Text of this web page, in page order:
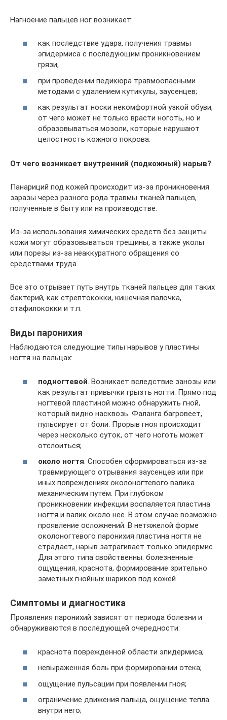
Нагноение пальцев ног возникает:
как последствие удара, получения травмы
эпидермиса с последующим проникновением
грязи;
при проведении педикюра травмоопасными
методами с удалением кутикулы, заусенцев;
как результат носки некомфортной узкой обуви,
от чего может не только врасти ноготь, но и
образовываться мозоли, которые нарушают
целостность кожного покрова.
От чего возникает внутренний (подкожный) нарыв?
Панариций под кожей происходит из-за проникновения
заразы через разного рода травмы тканей пальцев,
полученные в быту или на производстве.
Из-за использования химических средств без защиты
кожи могут образовываться трещины, а также уколы
или порезы из-за неаккуратного обращения со
средствами труда.
Все это отрывает путь внутрь тканей пальцев для таких
бактерий, как стрептококки, кишечная палочка,
стафилококки и т.п.
Виды паронихия
Наблюдаются следующие типы нарывов у пластины
ногтя на пальцах:
подногтевой . Возникает вследствие занозы или
как результат привычки грызть ногти. Прямо под
ногтевой пластиной можно обнаружить гной,
который видно насквозь. Фаланга багровеет,
пульсирует от боли. Прорыв гноя происходит
через несколько суток, от чего ноготь может
отслоиться;
около ногтя. Способен сформироваться из-за
травмирующего отрывания заусенцев или при
иных повреждениях околоногтевого валика
механическим путем. При глубоком
проникновении инфекции воспаляется пластина
ногтя и валик около нее. В этом случае возможно
проявление осложнений. В нетяжелой форме
околоногтевого паронихия пластина ногтя не
страдает, нарыв затрагивает только эпидермис.
Для этого типа свойственны: болезненные
ощущения, краснота, формирование зрительно
заметных гнойных шариков под кожей.
Симптомы и диагностика
Проявления паронихий зависят от периода болезни и
обнаруживаются в последующей очередности:
краснота поврежденной области эпидермиса;
невыраженная боль при формировании отека;
ощущение пульсации при появлении гноя;
ограничение движения пальца, ощущение тепла
внутри него;